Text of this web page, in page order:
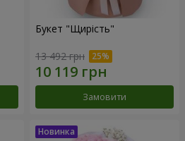
Букет "Щирість"
13 492 грн
Замовити